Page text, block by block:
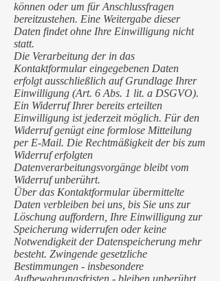
können oder um für Anschlussfragen
bereitzustehen. Eine Weitergabe dieser
Daten findet ohne Ihre Einwilligung nicht
statt.
Die Verarbeitung der in das
Kontaktformular eingegebenen Daten
erfolgt ausschließlich auf Grundlage Ihrer
Einwilligung (Art. 6 Abs. 1 lit. a DSGVO).
Ein Widerruf Ihrer bereits erteilten
Einwilligung ist jederzeit möglich. Für den
Widerruf genügt eine formlose Mitteilung
per E-Mail. Die Rechtmäßigkeit der bis zum
Widerruf erfolgten
Datenverarbeitungsvorgänge bleibt vom
Widerruf unberührt.
Über das Kontaktformular übermittelte
Daten verbleiben bei uns, bis Sie uns zur
Löschung auffordern, Ihre Einwilligung zur
Speicherung widerrufen oder keine
Notwendigkeit der Datenspeicherung mehr
besteht. Zwingende gesetzliche
Bestimmungen - insbesondere
Aufbewahrungsfristen - bleiben unberührt.